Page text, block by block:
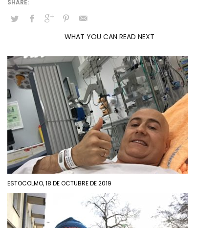
WHAT YOU CAN READ NEXT
ESTOCOLMO, 18 DE OCTUBRE DE 2019